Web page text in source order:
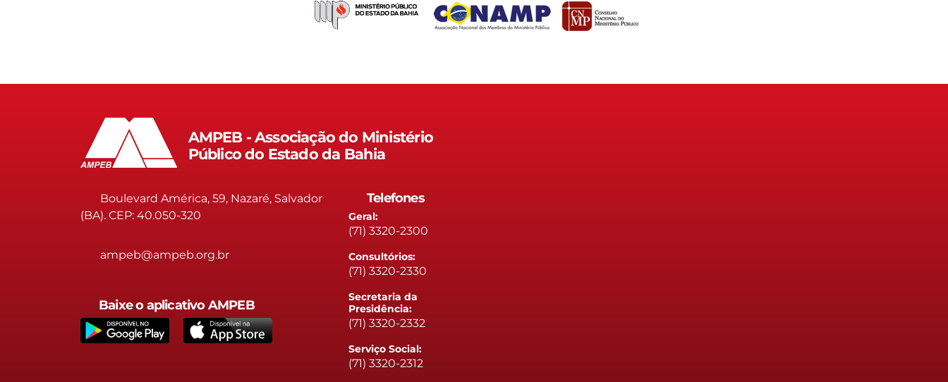
AMPEB - Associação do Ministério
Público do Estado da Bahia
Boulevard América, 59, Nazaré, Salvador
(BA). CEP: 40.050-320
ampeb@ampeb.org.br
Baixe o aplicativo AMPEB
Telefones
Geral:
(71) 3320-2300
Consultórios:
(71) 3320-2330
Secretaria da
Presidência:
(71) 3320-2332
Serviço Social:
(71) 3320-2312